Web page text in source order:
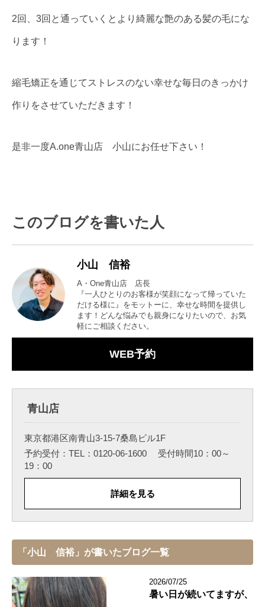
2回、3回と通っていくとより綺麗な艶のある髪の毛にな
ります！
縮毛矯正を通じてストレスのない幸せな毎日のきっかけ
作りをさせていただきます！
是非一度A.one青山店 小山にお任せ下さい！
このブログを書いた人
小山 信裕
A・One青山店 店長
『一人ひとりのお客様が笑顔になって帰っていた
だける様に』をモットーに、幸せな時間を提供し
ます！どんな悩みでも親身になりたいので、お気
軽にご相談ください。
WEB予約
青山店
東京都港区南青山3-15-7桑島ビル1F
予約受付：TEL：0120-06-1600 受付時間10：00～
19：00
詳細を見る
「小山 信裕」が書いたブログ一覧
2026/07/25
暑い日が続いてますが、